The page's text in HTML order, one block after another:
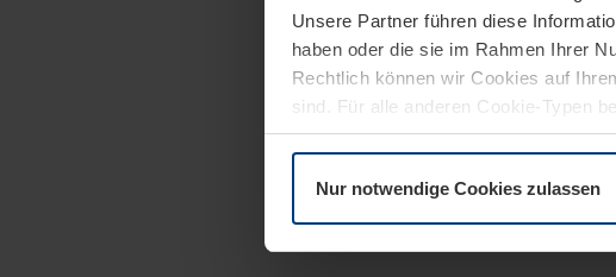
Unsere Partner führen diese
haben oder die sie im Rahmen Ihrer
Rechtlich können wir Cookies auf
sind. Für alle anderen Cookie-Typen
Erläuterung auf der Seite
Nur notwendige Cookies zulassen